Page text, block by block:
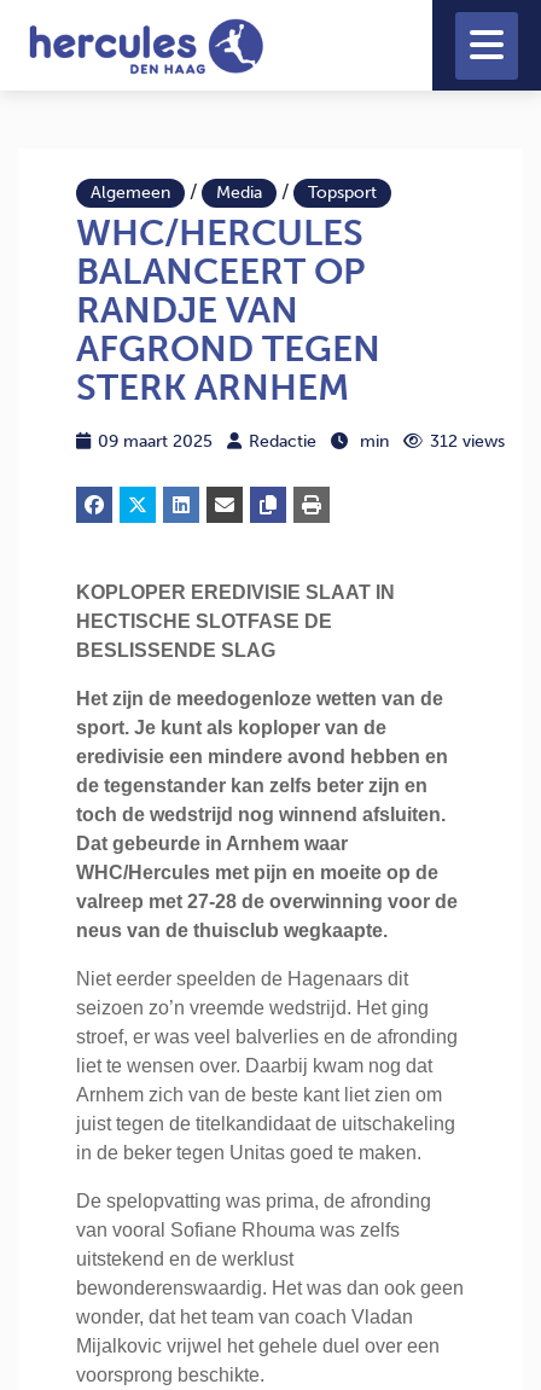
Algemeen / Media / Topsport
WHC/HERCULES
BALANCEERT OP
RANDJE VAN
AFGROND TEGEN
STERK ARNHEM
09 maart 2025 Redactie min 312 views
KOPLOPER EREDIVISIE SLAAT IN
HECTISCHE SLOTFASE DE
BESLISSENDE SLAG
Het zijn de meedogenloze wetten van de
sport. Je kunt als koploper van de
eredivisie een mindere avond hebben en
de tegenstander kan zelfs beter zijn en
toch de wedstrijd nog winnend afsluiten.
Dat gebeurde in Arnhem waar
WHC/Hercules met pijn en moeite op de
valreep met 27-28 de overwinning voor de
neus van de thuisclub wegkaapte.
Niet eerder speelden de Hagenaars dit
seizoen zo’n vreemde wedstrijd. Het ging
stroef, er was veel balverlies en de afronding
liet te wensen over. Daarbij kwam nog dat
Arnhem zich van de beste kant liet zien om
juist tegen de titelkandidaat de uitschakeling
in de beker tegen Unitas goed te maken.
De spelopvatting was prima, de afronding
van vooral Sofiane Rhouma was zelfs
uitstekend en de werklust
bewonderenswaardig. Het was dan ook geen
wonder, dat het team van coach Vladan
Mijalkovic vrijwel het gehele duel over een
voorsprong beschikte.